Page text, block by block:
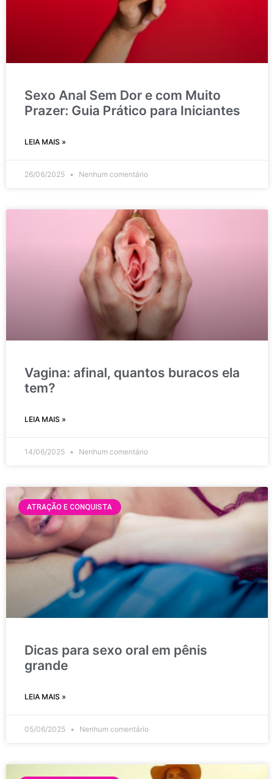
Sexo Anal Sem Dor e com Muito
Prazer: Guia Prático para Iniciantes
LEIA MAIS »
26/06/2025 Nenhum comentário
Vagina: afinal, quantos buracos ela
tem?
LEIA MAIS »
14/06/2025 Nenhum comentário
ATRAÇÃO E CONQUISTA
Dicas para sexo oral em pênis
grande
LEIA MAIS »
05/06/2025 Nenhum comentário